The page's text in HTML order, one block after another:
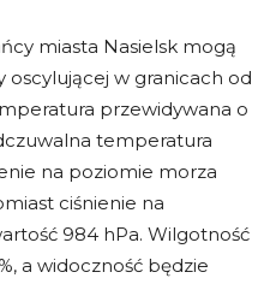
miasta Nasielsk mogą
w granicach od
przewidywana o
temperatura
na poziomie morza
ciśnienie na
984 hPa. Wilgotność
a widoczność będzie